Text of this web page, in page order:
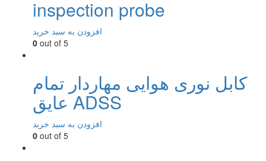
inspection probe
افزودن به سبد خرید
0 out of 5
کابل نوری هوایی مهاردار تمام
عایق ADSS
افزودن به سبد خرید
0 out of 5